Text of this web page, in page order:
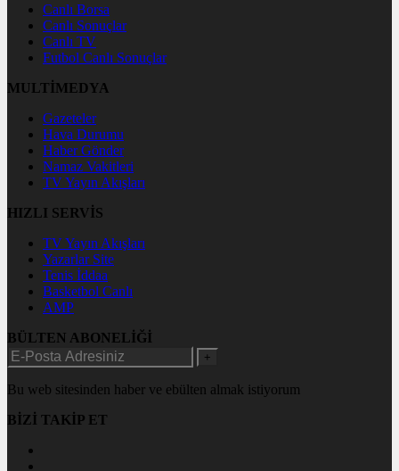
Canlı Borsa
Canlı Sonuçlar
Canlı TV
Futbol Canlı Sonuçlar
MULTİMEDYA
Gazeteler
Hava Durumu
Haber Gönder
Namaz Vakitleri
TV Yayın Akışları
HIZLI SERVİS
TV Yayın Akışları
Yazarlar Site
Tenis İddaa
Basketbol Canlı
AMP
BÜLTEN ABONELİĞİ
+
Bu web sitesinden haber ve ebülten almak istiyorum
BİZİ TAKİP ET